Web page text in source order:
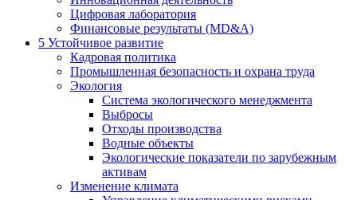
Цифровая лаборатория
Финансовые результаты (MD&A)
5 Устойчивое развитие
Кадровая политика
Промышленная безопасность и охрана труда
Экология
Система экологического менеджмента
Выбросы
Отходы производства
Водные объекты
Экологические показатели по зарубежным
активам
Изменение климата